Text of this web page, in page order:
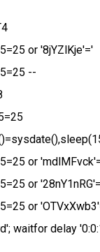
or '8jYZlKje'='
--
or
or
or
waitfor delay